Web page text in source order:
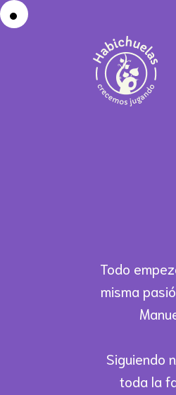
Todo
misma
Siguiendo
toda la